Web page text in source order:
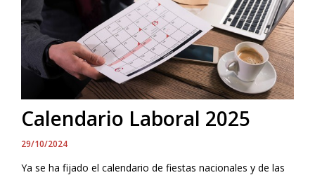
Calendario Laboral 2025
29/10/2024
Ya se ha fijado el calendario de fiestas nacionales y de las